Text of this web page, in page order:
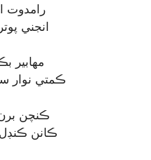
رامدوت
انجني
مهابير
ڪمتي نوار
ڪنچن
ڪانن